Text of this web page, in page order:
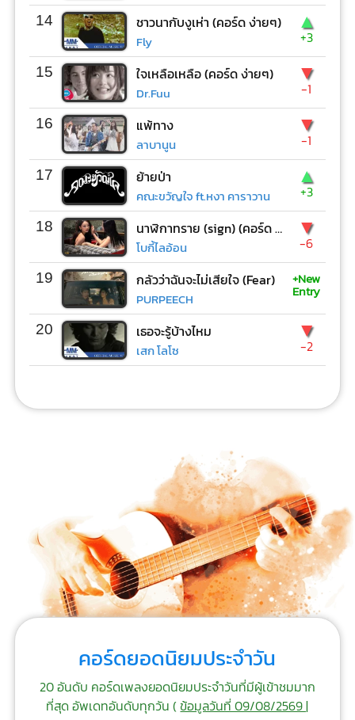
14 ชาวนากับงูเห่า (คอร์ด ง่ายๆ)
Fly
▲
+3
15 ใจเหลือเหลือ (คอร์ด ง่ายๆ)
Dr.Fuu
▼
-1
16 แพ้ทาง
ลาบานูน
▼
-1
17 ย้ายป่า
คณะขวัญใจ ft.หงา คาราวาน
▲
+3
18 นาฬิกาทราย (sign) (คอร์ด ง่ายๆ)
โบกี้ไลอ้อน
▼
-6
19 กลัวว่าฉันจะไม่เสียใจ (Fear)
PURPEECH
+New
Entry
20 เธอจะรู้บ้างไหม
เสก โลโซ
▼
-2
คอร์ดยอดนิยมประจำวัน
20 อันดับ คอร์ดเพลงยอดนิยมประจำวันที่มีผู้เข้าชมมาก
ที่สุด อัพเดทอันดับทุกวัน (ข้อมูลวันที่ 09/08/2569 |